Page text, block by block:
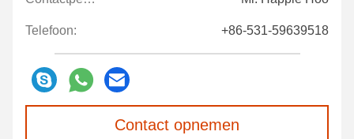
Telefoon: +86-531-59639518
Contact opnemen